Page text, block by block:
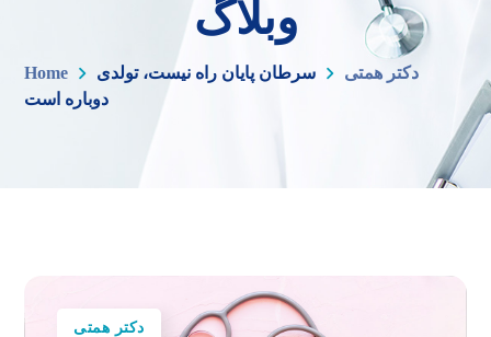
وبلاگ
Home دکتر همتی
سرطان پایان راه نیست، تولدی
دوباره است
دکتر همتی